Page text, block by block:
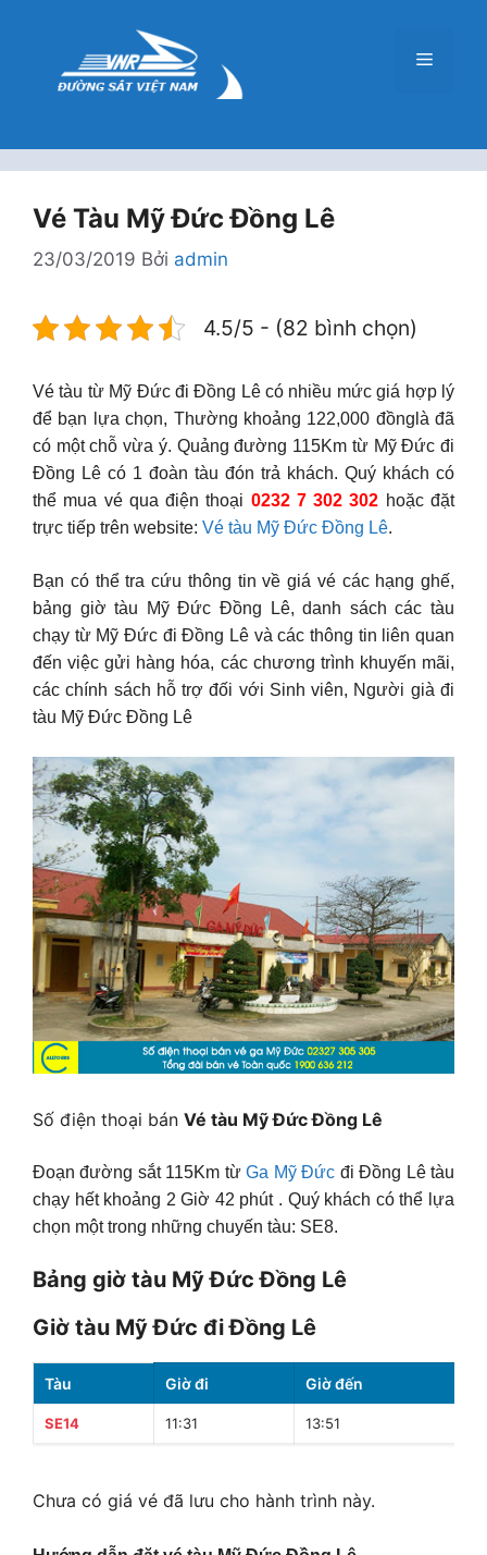
Menu
Vé Tàu Mỹ Đức Đồng Lê
23/03/2019 Bởi admin
4.5/5 - (82 bình chọn)
Vé tàu từ Mỹ Đức đi Đồng Lê có nhiều mức giá hợp lý
để bạn lựa chọn, Thường khoảng 122,000 đồnglà đã
có một chỗ vừa ý. Quảng đường 115Km từ Mỹ Đức đi
Đồng Lê có 1 đoàn tàu đón trả khách. Quý khách có
thể mua vé qua điện thoại 0232 7 302 302 hoặc đặt
trực tiếp trên website: Vé tàu Mỹ Đức Đồng Lê.
Bạn có thể tra cứu thông tin về giá vé các hạng ghế,
bảng giờ tàu Mỹ Đức Đồng Lê, danh sách các tàu
chạy từ Mỹ Đức đi Đồng Lê và các thông tin liên quan
đến việc gửi hàng hóa, các chương trình khuyến mãi,
các chính sách hỗ trợ đối với Sinh viên, Người già đi
tàu Mỹ Đức Đồng Lê
Số điện thoại bán Vé tàu Mỹ Đức Đồng Lê
Đoạn đường sắt 115Km từGa Mỹ Đức đi Đồng Lê tàu
chạy hết khoảng 2 Giờ 42 phút . Quý khách có thể lựa
chọn một trong những chuyến tàu: SE8.
Bảng giờ tàu Mỹ Đức Đồng Lê
Giờ tàu Mỹ Đức đi Đồng Lê
Tàu Giờ đi Giờ đến
SE14 11:31 13:51
Chưa có giá vé đã lưu cho hành trình này.